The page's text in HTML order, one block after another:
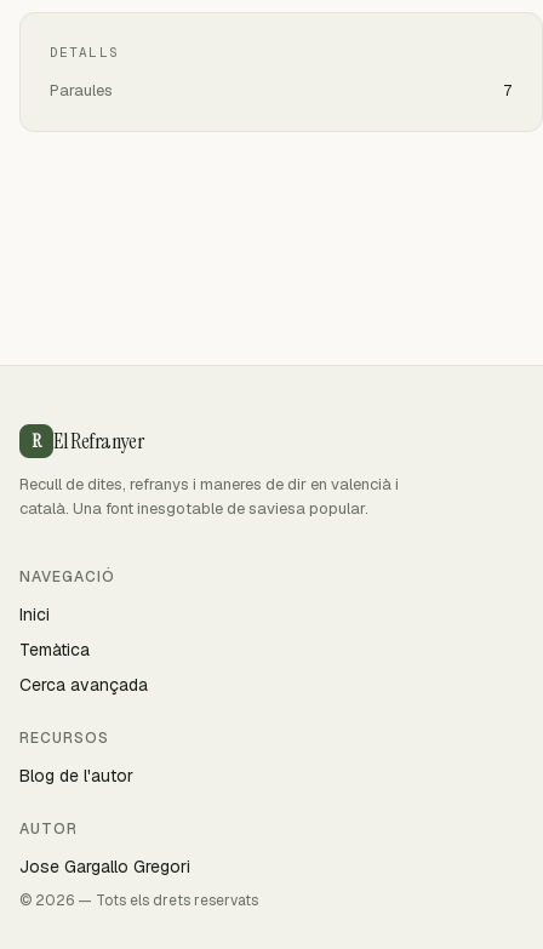
DETALLS
Paraules 7
R El Refranyer
Recull de dites, refranys i maneres de dir en valencià i
català. Una font inesgotable de saviesa popular.
NAVEGACIÓ
Inici
Temàtica
Cerca avançada
RECURSOS
Blog de l'autor
AUTOR
Jose Gargallo Gregori
© 2026 — Tots els drets reservats